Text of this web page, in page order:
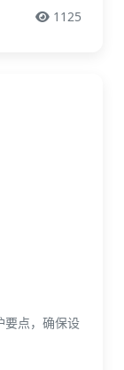
1125
要点，确保设